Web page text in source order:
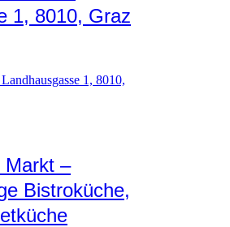
1, 8010, Graz
1, 8010,
Markt –
Bistroküche,